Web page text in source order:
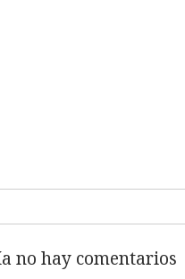
no hay comentarios